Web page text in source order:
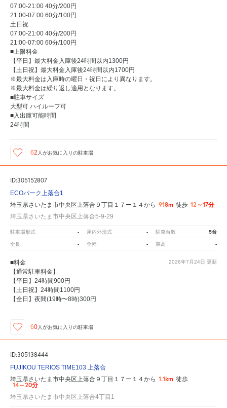
07:00-21:00 40分/200円
21:00-07:00 60分/100円
土日祝
07:00-21:00 40分/200円
21:00-07:00 60分/100円
■上限料金
【平日】最大料金入庫後24時間以内1300円
【土日祝】最大料金入庫後24時間以内1700円
※最大料金は入庫時の曜日・祝日により異なります。
※最大料金は繰り返し適用となります。
■駐車サイズ
大型可 ハイルーフ可
■入出庫可能時間
24時間
62 人がお気に入りの駐車場
ID:305152807
ECOパーク上落合1
埼玉県さいたま市中央区上落合９丁目１７ー１４から 918m 徒歩 12～17分
埼玉県さいたま市中央区上落合5-9-29
駐車場形式 - 屋内外形式 - 駐車台数 5台
全長 - 全幅 - 車高 -
2026年7月24日 更新
■料金
【通常駐車料金】
【平日】24時間900円
【土日祝】24時間1100円
【全日】夜間(19時〜8時)300円
60 人がお気に入りの駐車場
ID:305138444
FUJIKOU TERIOS TIME103 上落合
埼玉県さいたま市中央区上落合９丁目１７ー１４から 1.1km 徒歩
14～20分
埼玉県さいたま市中央区上落合4丁目1